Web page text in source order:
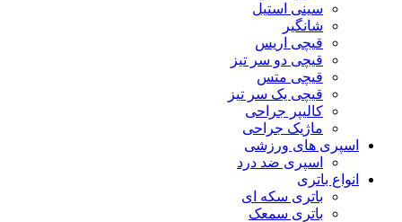
سینی استیل
شانگیر
قیچی اریس
قیچی دو سر تیز
قیچی متس
قیچی یک سر تیز
کالیپر جراحی
ماژیک جراحی
اسپری های ورزشی
اسپری ضد درد
انواع باتری
باتری سکه ای
باتری سمعک